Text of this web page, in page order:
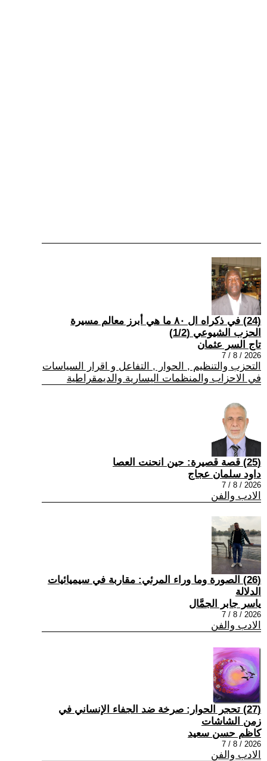
(24) في ذكراه ال ٨٠ ما هي أبرز معالم مسيرة
الحزب الشيوعي (1/2)
تاج السر عثمان
2026 / 8 / 7
التحزب والتنظيم , الحوار , التفاعل و اقرار السياسات
في الاحزاب والمنظمات اليسارية والديمقراطية
(25) قصة قصيرة: حين انحنت العصا
داود سلمان عجاج
2026 / 8 / 7
الادب والفن
(26) الصورة وما وراء المرئي: مقاربة في سيميائيات
الدلالة
ياسر جابر الجمَّال
2026 / 8 / 7
الادب والفن
(27) تحجر الحوار: صرخة ضد الجفاء الإنساني في
زمن الشاشات
كاظم حسن سعيد
2026 / 8 / 7
الادب والفن